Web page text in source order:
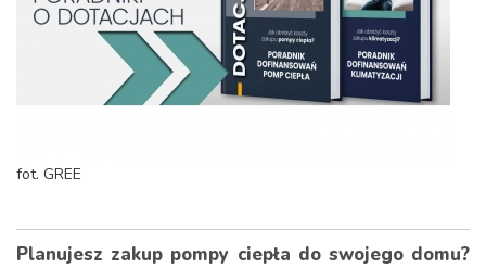
fot. GREE
Planujesz zakup pompy ciepła do swojego domu?